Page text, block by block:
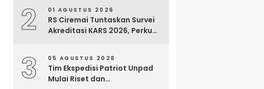
2 01 AGUSTUS 2026
RS Ciremai Tuntaskan Survei
Akreditasi KARS 2026, Perkuat
3 05 AGUSTUS 2026
Tim Ekspedisi Patriot Unpad
Mulai Riset dan